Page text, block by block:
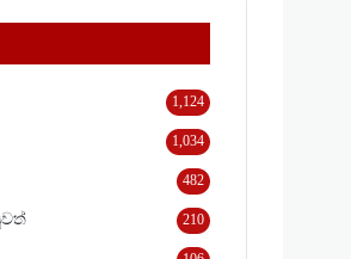
1,124
1,034
482
210